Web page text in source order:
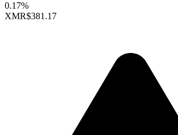
0.17%
XMR$381.17